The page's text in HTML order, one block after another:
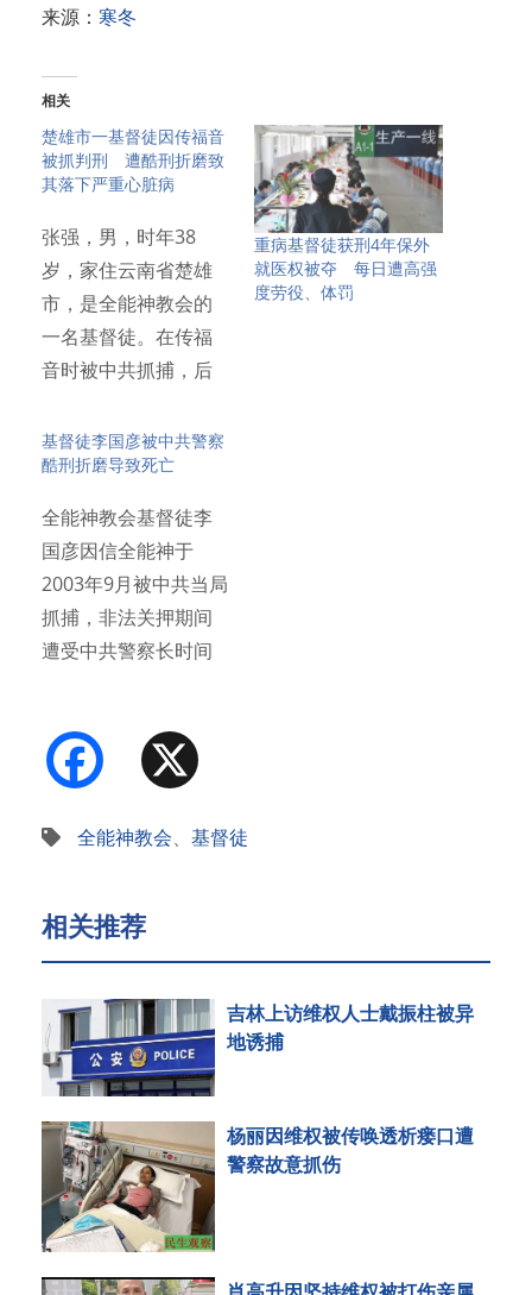
来源： 寒冬
相关
楚雄市一基督徒因传福音
被抓判刑 遭酷刑折磨致
其落下严重心脏病
张强，男，时年38
岁，家住云南省楚雄
市，是全能神教会的
一名基督徒。在传福
音时被中共抓捕，后
重病基督徒获刑4年保外
就医权被夺 每日遭高强
度劳役、体罚
基督徒李国彦被中共警察
酷刑折磨导致死亡
全能神教会基督徒李
国彦因信全能神于
2003年9月被中共当局
抓捕，非法关押期间
遭受中共警察长时间
Facebook
全能神教会、 基督徒
相关推荐
吉林上访维权人士戴振柱被异
地诱捕
杨丽因维权被传唤透析瘘口遭
警察故意抓伤